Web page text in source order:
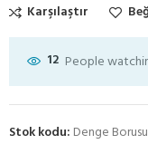
Karşılaştır
12 People
Stok kodu: Denge Borusu